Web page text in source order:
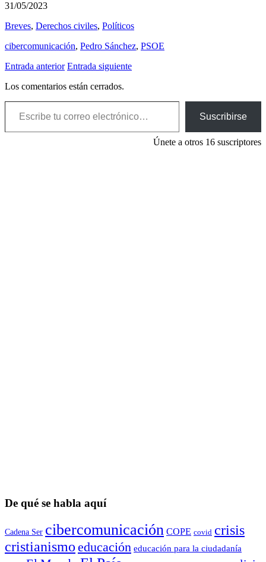
31/05/2023
Breves, Derechos civiles, Polí­ticos
cibercomunicación, Pedro Sánchez, PSOE
Entrada anterior Entrada siguiente
Los comentarios están cerrados.
Escribe tu correo electrónico…
Suscribirse
Únete a otros 16 suscriptores
De qué se habla aquí
Cadena Ser cibercomunicación COPE covid crisis
cristianismo educación educación para la ciudadaní­a